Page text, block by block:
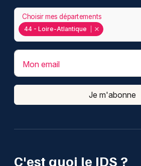
C'est quoi le JDS ?
44 - Loire-Atlantique
Choisir mes départements
Mon email
Je m'abonne